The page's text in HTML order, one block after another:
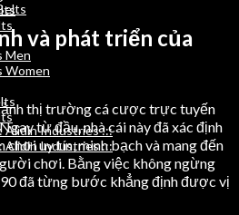
Men
Women
và phát triển của
thị trường cá cược trực tuyến
từ đầu, nhà cái này đã xác định
uy tín, minh bạch và mang đến
chơi. Bằng việc không ngừng
đã từng bước khẳng định được vị